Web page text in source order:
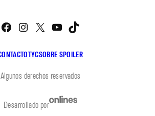
TYCSOBRE SPOILER
Facebook
Instagram
X YouTube
Algunos derechos reservados
Desarrollado por